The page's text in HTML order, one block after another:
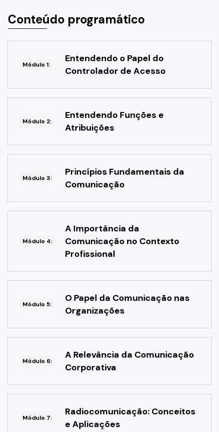
Conteúdo programático
Módulo 1:
Entendendo o Papel do
Controlador de Acesso
Módulo 2:
Entendendo Funções e
Atribuições
Módulo 3:
Princípios Fundamentais da
Comunicação
Módulo 4:
A Importância da
Comunicação no Contexto
Profissional
Módulo 5:
O Papel da Comunicação nas
Organizações
Módulo 6:
A Relevância da Comunicação
Corporativa
Módulo 7:
Radiocomunicação: Conceitos
e Aplicações